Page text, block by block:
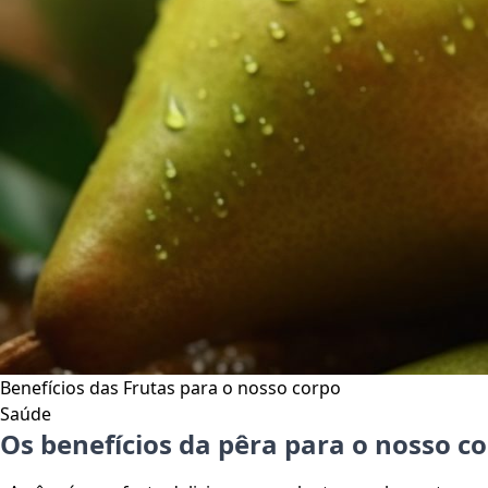
Benefícios das Frutas para o nosso corpo
Saúde
Os benefícios da pêra para o nosso